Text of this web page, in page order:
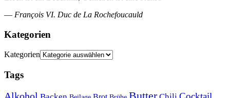
— François VI. Duc de La Rochefoucauld
Kategorien
Kategorien
Tags